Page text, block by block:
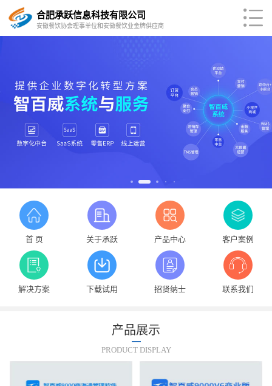
合肥承跃信息科技有限公司
安徽餐饮协会理事单位和安徽餐饮业金牌供应商
首 页 关于承跃 产品中心 客户案例
解决方案 下载试用 招贤纳士 联系我们
产品展示
PRODUCT DISPLAY